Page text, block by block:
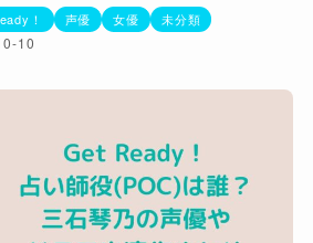
！ 声優 女優 未分類
10